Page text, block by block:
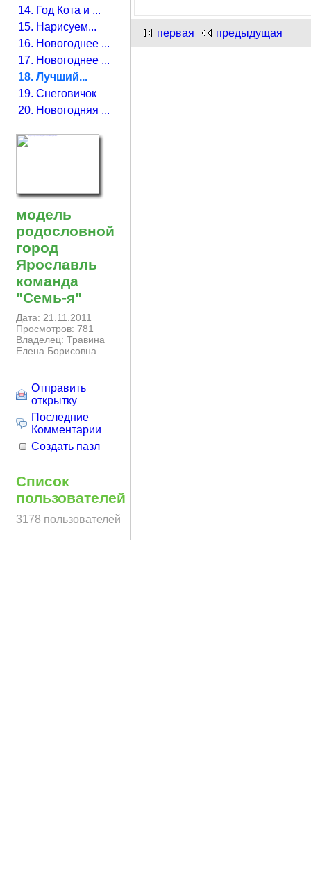
14. Год Кота и ...
15. Нарисуем...
16. Новогоднее ...
17. Новогоднее ...
18. Лучший...
19. Снеговичок
20. Новогодняя ...
модель
родословной
город
Ярославль
команда
"Семь-я"
Дата: 21.11.2011
Просмотров: 781
Владелец: Травина
Елена Борисовна
Отправить
открытку
Последние
Комментарии
Создать пазл
Список
пользователей
3178 пользователей
первая предыдущая